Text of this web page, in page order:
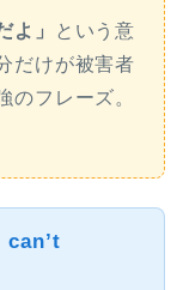
よ」
という意
だけが被害者
のフレーズ。
can’t